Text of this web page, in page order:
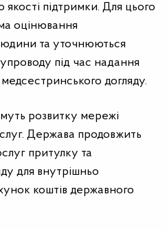
підтримки. Для цього
оцінювання
та уточнюються
під час надання
догляду.
розвитку мережі
Держава продовжить
притулку та
для внутрішньо
коштів державного